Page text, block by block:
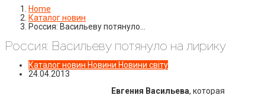
Home
Каталог новин
Россия: Васильеву потянуло…
Россия: Васильеву потянуло на лирику
Каталог новин Новини Новини світу
24.04.2013
Евгения Васильева, которая